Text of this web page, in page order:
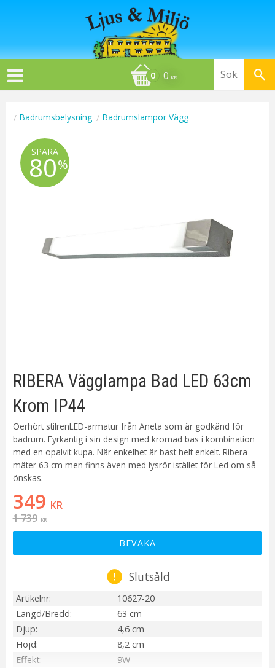
0 KR
Badrumsbelysning Badrumslampor Vägg
SPARA
80%
RIBERA Vägglampa Bad LED 63cm
Krom IP44
Oerhört stilrenLED-armatur från Aneta som är godkänd för
badrum. Fyrkantig i sin design med kromad bas i kombination
med en opalvit kupa. När enkelhet är bäst helt enkelt. Ribera
mäter 63 cm men finns även med lysrör istället för Led om så
önskas.
Nedsatt pris:
349 KR
Ordinarie pris:
1 739 KR
BEVAKA
Slutsåld
Artikelnr
10627-20
Längd/Bredd
63 cm
Djup
4,6 cm
Höjd
8,2 cm
Effekt
9W